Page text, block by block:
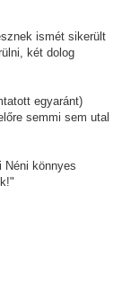
ismét sikerült
két dolog
egyaránt)
semmi sem utal
Néni könnyes